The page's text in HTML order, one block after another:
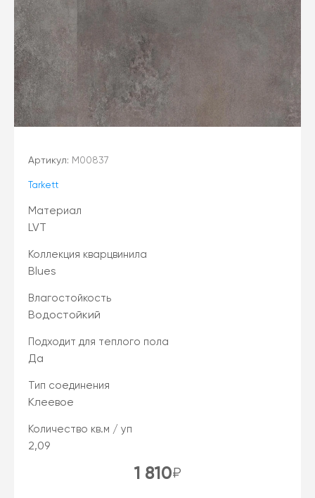
Артикул: М00837
Tarkett
Материал
LVT
Коллекция кварцвинила
Blues
Влагостойкость
Водостойкий
Подходит для теплого пола
Да
Тип соединения
Клеевое
Количество кв.м / уп
2,09
1 810₽